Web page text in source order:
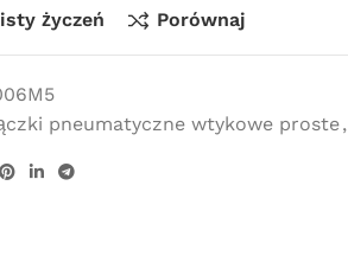
życzeń Porównaj
pneumatyczne wtykowe proste,